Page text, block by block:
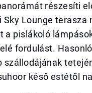
részesíti
Lounge
a pislákoló
fordulást.
szállodájának
késő estétől